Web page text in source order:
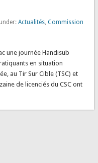
Actualités,Commission
une journée Handisub
en situation
au Tir Sur Cible (TSC) et
de licenciés du CSC ont